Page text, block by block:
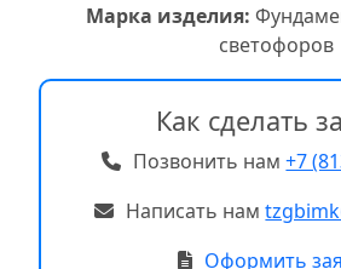
Марка изделия:
светофоров
Как сделать
Позвонить нам+7
Написать нам
Оформить